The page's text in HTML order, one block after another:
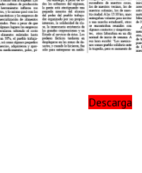
Descarga